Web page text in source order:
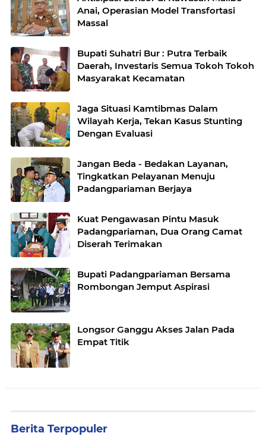
Anai, Operasian Model Transfortasi
Massal
Bupati Suhatri Bur : Putra Terbaik
Daerah, Investaris Semua Tokoh Tokoh
Masyarakat Kecamatan
Jaga Situasi Kamtibmas Dalam
Wilayah Kerja, Tekan Kasus Stunting
Dengan Evaluasi
Jangan Beda - Bedakan Layanan,
Tingkatkan Pelayanan Menuju
Padangpariaman Berjaya
Kuat Pengawasan Pintu Masuk
Padangpariaman, Dua Orang Camat
Diserah Terimakan
Bupati Padangpariaman Bersama
Rombongan Jemput Aspirasi
Longsor Ganggu Akses Jalan Pada
Empat Titik
Berita Terpopuler